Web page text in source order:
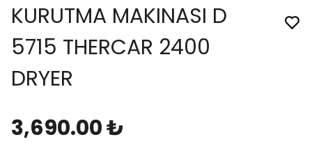
KURUTMA MAKINASI D
5715 THERCAR 2400
DRYER
3,690.00 ₺